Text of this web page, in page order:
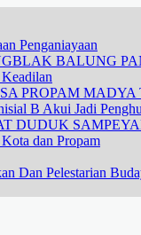
Penganiayaan
BALUNG
PROPAM
B Akui Jadi
DUDUK
dan Propam
Dan Pelestarian